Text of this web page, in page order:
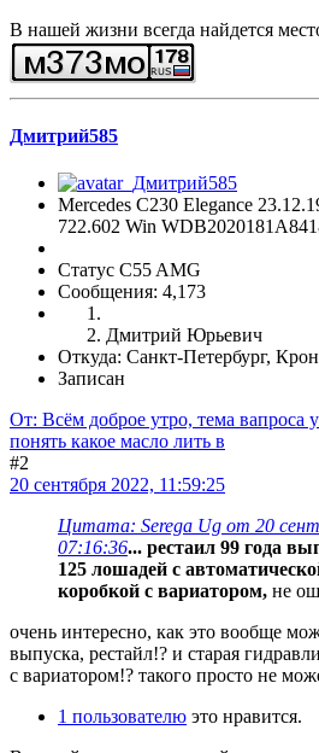
В нашей жизни всегда найдется
Дмитрий585
Mercedes C230 Elegance
722.602 Win
Статус C55 AMG
Сообщения: 4,173
Дмитрий Юрьевич
Откуда: Санкт-Петербург,
Записан
От: Всём доброе утро, тема вапроса
понять какое масло лить в
#2
20 сентября 2022, 11:59:25
Цитата: Serega Ug от 20
07:16:36... рестаил 99 года
125 лошадей с
коробкой с вариатором, не
очень интересно, как это вообще
выпуска, рестайл!? и старая
с вариатором!? такого просто не
1 пользователю это нравится.